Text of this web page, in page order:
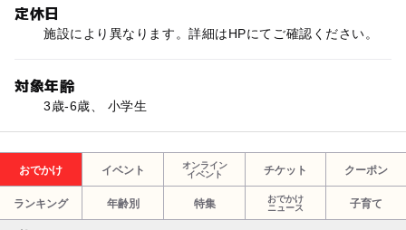
定休日
施設により異なります。詳細はHPにてご確認ください。
対象年齢
3歳-6歳、 小学生
おでかけ イベント
オンライン
イベント
チケット クーポン
ランキング 年齢別 特集
おでかけ
ニュース
子育て